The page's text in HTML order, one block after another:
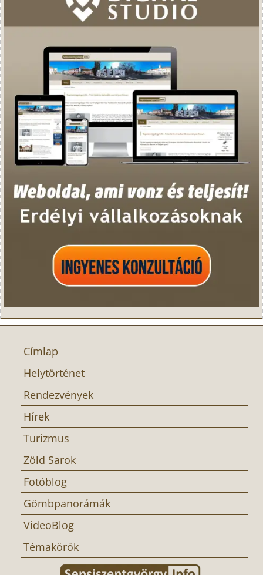
Címlap
Helytörténet
Rendezvények
Hírek
Turizmus
Zöld Sarok
Fotóblog
Gömbpanorámák
VideoBlog
Témakörök